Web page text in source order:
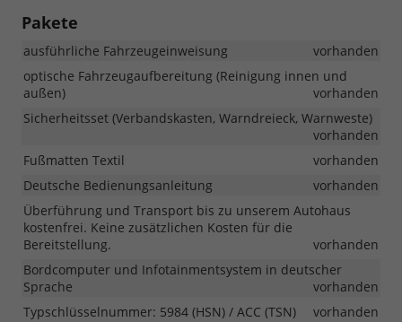
Pakete
ausführliche Fahrzeugeinweisung
vorhanden
optische Fahrzeugaufbereitung (Reinigung innen und
außen)
vorhanden
Sicherheitsset (Verbandskasten, Warndreieck, Warnweste)
vorhanden
Fußmatten Textil
vorhanden
Deutsche Bedienungsanleitung
vorhanden
Überführung und Transport bis zu unserem Autohaus
kostenfrei. Keine zusätzlichen Kosten für die
Bereitstellung.
vorhanden
Bordcomputer und Infotainmentsystem in deutscher
Sprache
vorhanden
Typschlüsselnummer: 5984 (HSN) / ACC (TSN)
vorhanden